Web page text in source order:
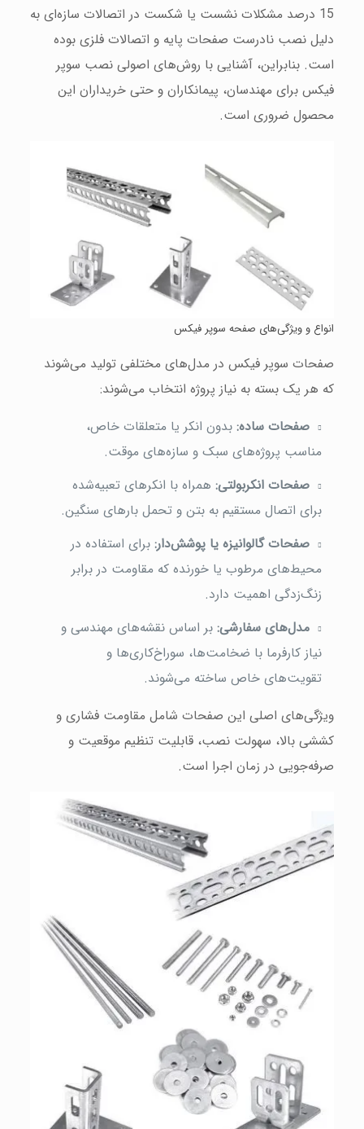
15 درصد مشکلات نشست یا شکست در اتصالات سازه‌ای به
دلیل نصب نادرست صفحات پایه و اتصالات فلزی بوده
است. بنابراین، آشنایی با روش‌های اصولی نصب سوپر
فیکس برای مهندسان، پیمانکاران و حتی خریداران این
محصول ضروری است.
انواع و ویژگی‌های صفحه سوپر فیکس
صفحات سوپر فیکس در مدل‌های مختلفی تولید می‌شوند
که هر یک بسته به نیاز پروژه انتخاب می‌شوند:
صفحات ساده:بدون انکر یا متعلقات خاص،
مناسب پروژه‌های سبک و سازه‌های موقت.
صفحات انکربولتی:همراه با انکرهای تعبیه‌شده
برای اتصال مستقیم به بتن و تحمل بارهای سنگین.
صفحات گالوانیزه یا پوشش‌دار:برای استفاده در
محیط‌های مرطوب یا خورنده که مقاومت در برابر
زنگ‌زدگی اهمیت دارد.
مدل‌های سفارشی:بر اساس نقشه‌های مهندسی و
نیاز کارفرما با ضخامت‌ها، سوراخ‌کاری‌ها و
تقویت‌های خاص ساخته می‌شوند.
ویژگی‌های اصلی این صفحات شامل مقاومت فشاری و
کششی بالا، سهولت نصب، قابلیت تنظیم موقعیت و
صرفه‌جویی در زمان اجرا است.